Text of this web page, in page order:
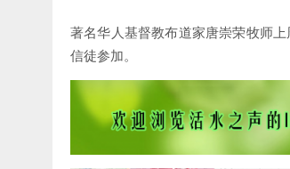
著名华人基督教布道家唐崇荣牧师
信徒参加。